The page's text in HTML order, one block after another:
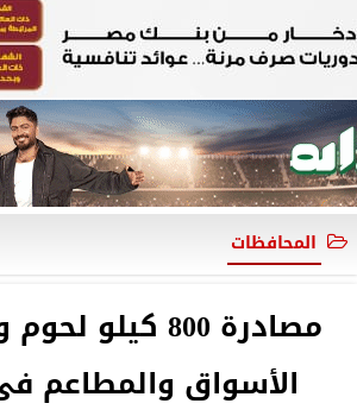
المحافظات
مصادرة 800
الأسواق والمطاعم